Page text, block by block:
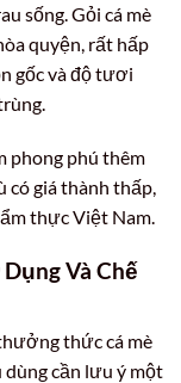
sống. Gỏi cá mè
quyện, rất hấp
gốc và độ tươi
phong phú thêm
có giá thành thấp,
thực Việt Nam.
Và Chế
thức cá mè
dùng cần lưu ý một